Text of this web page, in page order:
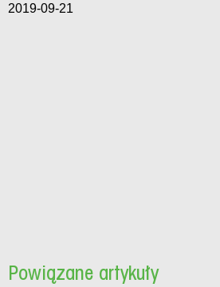
2019-09-21
Powiązane artykuły